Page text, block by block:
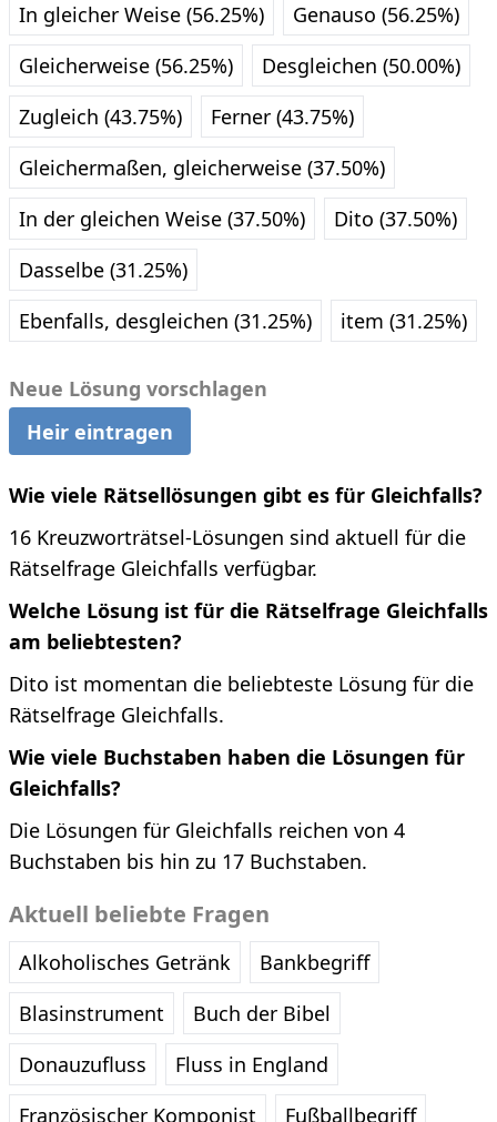
In gleicher Weise (56.25%)
Genauso (56.25%)
Gleicherweise (56.25%)
Desgleichen (50.00%)
Zugleich (43.75%)
Ferner (43.75%)
Gleichermaßen, gleicherweise (37.50%)
In der gleichen Weise (37.50%)
Dito (37.50%)
Dasselbe (31.25%)
Ebenfalls, desgleichen (31.25%)
item (31.25%)
Neue Lösung vorschlagen
Heir eintragen
Wie viele Rätsellösungen gibt es für Gleichfalls?
16 Kreuzworträtsel-Lösungen sind aktuell für die
Rätselfrage Gleichfalls verfügbar.
Welche Lösung ist für die Rätselfrage Gleichfalls
am beliebtesten?
Dito ist momentan die beliebteste Lösung für die
Rätselfrage Gleichfalls.
Wie viele Buchstaben haben die Lösungen für
Gleichfalls?
Die Lösungen für Gleichfalls reichen von 4
Buchstaben bis hin zu 17 Buchstaben.
Aktuell beliebte Fragen
Alkoholisches Getränk
Bankbegriff
Blasinstrument
Buch der Bibel
Donauzufluss
Fluss in England
Französischer Komponist
Fußballbegriff